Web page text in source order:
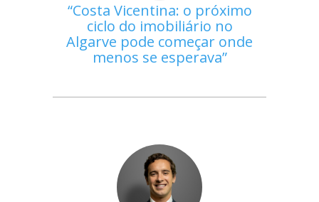
Costa Vicentina: o próximo
ciclo do imobiliário no
Algarve pode começar onde
menos se esperava